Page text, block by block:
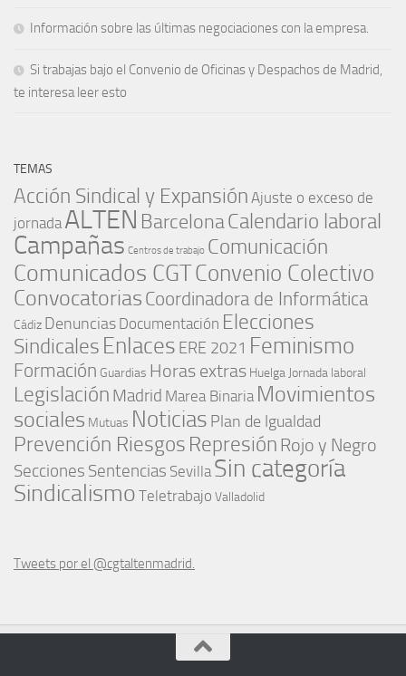
Información sobre las últimas negociaciones con la empresa.
Si trabajas bajo el Convenio de Oficinas y Despachos de Madrid,
te interesa leer esto
TEMAS
Acción Sindical y Expansión Ajuste o exceso de
jornada ALTEN BarcelonaCalendario laboral
Campañas Centros de trabajo Comunicación
Comunicados CGTConvenio Colectivo
Convocatorias Coordinadora de Informática
Cádiz Denuncias Documentación Elecciones
Sindicales Enlaces ERE 2021 Feminismo
Formación Guardias Horas extras Huelga Jornada laboral
Legislación Madrid Marea Binaria Movimientos
sociales Mutuas Noticias Plan de Igualdad
Prevención Riesgos Represión Rojo y Negro
Secciones Sentencias Sevilla Sin categoría
Sindicalismo Teletrabajo Valladolid
Tweets por el @cgtaltenmadrid.